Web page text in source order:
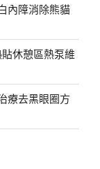
內障消除熊貓
休憩區熱泵維
療去黑眼圈方